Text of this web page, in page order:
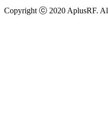
Copyright ⓒ 2020 AplusRF.